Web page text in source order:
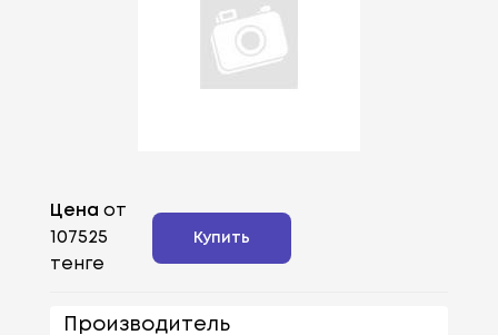
Цена от
107525
тенге
Купить
Производитель